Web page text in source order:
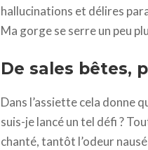
hallucinations et délires
Ma gorge se serre un peu
De sales bêtes,
Dans l’assiette cela donne
suis-je lancé un tel défi ?
chanté, tantôt l’odeur